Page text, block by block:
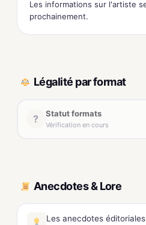
Les informations sur l'artiste
prochainement.
Légalité par format
? Statut formats
Vérification en cours
Anecdotes & Lore
Les anecdotes